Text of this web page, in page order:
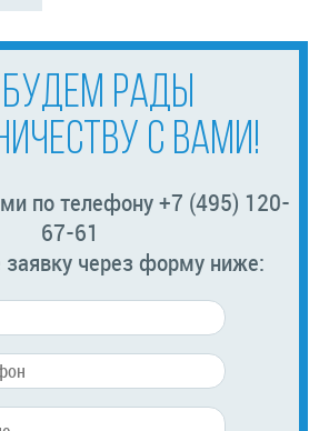
РАДЫ
С ВАМИ!
по телефону +7 (495) 120-
67-61
заявку через форму ниже: